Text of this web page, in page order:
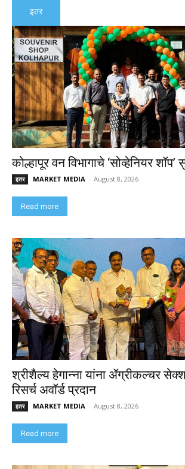
इतर
कोल्हापूर वन विभागाचे ‘सोव्हेनियर शॉप’
इतर MARKET MEDIA - August 8, 2026
Read more
श्रीशैल्य हेगान्ना यांना ॲग्रीकल्चर
रिसर्च अवॉर्ड प्रदान
इतर MARKET MEDIA - August 8, 2026
Read more